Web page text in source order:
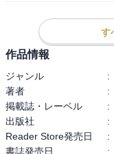
ストーリーテンポにつ
スフリーですが、その背
ﾜします。テンポよく進
やりとり、生活感、サ
ラクターへの感情移入
すが意外に食マンガの要
が、”生きる事””生き抜
いて、ぼくはこういうの
「このマンガがすごい
どに輝き、アニメも第3
がこんなところでレビュ
一読して圧倒されたのは
コミックス1巻では、埋
出会いと羆との対決、お
対決、「脱獄王」白石吉
す
作品情報
ジャンル :
著者
:
掲載誌・レーベル
:
出版社
:
Reader Store発売日
:
書誌発売日
: